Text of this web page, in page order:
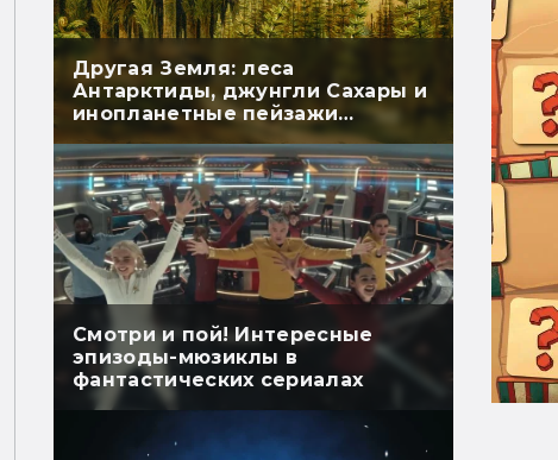
Другая Земля: леса
Антарктиды, джунгли Сахары и
инопланетные пейзажи
Средиземного моря
Смотри и пой! Интересные
эпизоды-мюзиклы в
фантастических сериалах